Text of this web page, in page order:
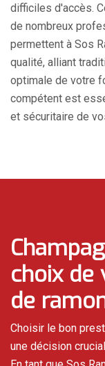
difficiles d'accès.
de nombreux
permettent à Sos
qualité, alliant
optimale de votre
compétent est
et sécuritaire de
choix
de
Choisir le bon
une décision